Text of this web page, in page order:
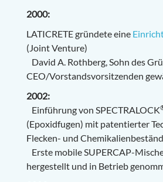
2000:
LATICRETE gründete eine
(Joint Venture)
David A. Rothberg, Sohn des
CEO/Vorstandsvorsitzenden
2002:
Einführung von SPECTRALOCK
(Epoxidfugen) mit patentierter
Flecken- und
Erste mobile SUPERCAP-
hergestellt und in Betrieb